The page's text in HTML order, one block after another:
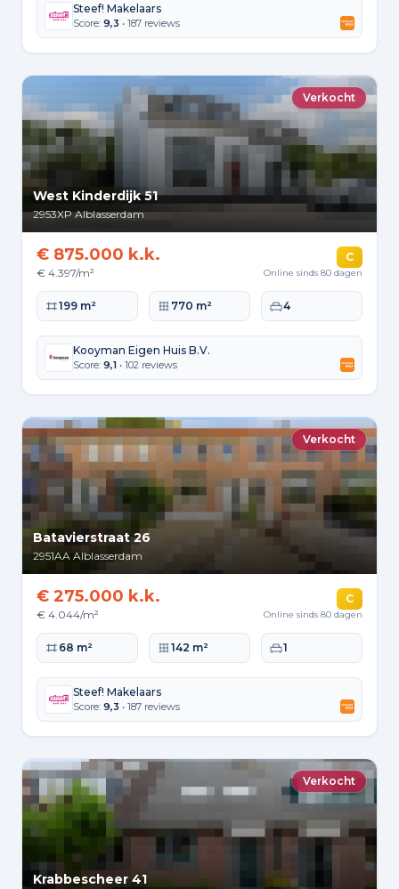
Steef! Makelaars
Score: 9,3 • 187 reviews
Verkocht
West Kinderdijk 51
2953XP Alblasserdam
€ 875.000 k.k.
€ 4.397/m²
C
Online sinds 80 dagen
Woonoppervlakte
199 m² Perceeloppervlakte
770 m² Slaapkamers
4
Kooyman Eigen Huis B.V.
Score: 9,1 • 102 reviews
Verkocht
Batavierstraat 26
2951AA Alblasserdam
€ 275.000 k.k.
€ 4.044/m²
C
Online sinds 80 dagen
Woonoppervlakte
68 m² Perceeloppervlakte
142 m² Slaapkamers
1
Steef! Makelaars
Score: 9,3 • 187 reviews
Verkocht
Krabbescheer 41